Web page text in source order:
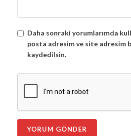
Daha sonraki yorumlarımda
posta adresim ve site adresim
kaydedilsin.